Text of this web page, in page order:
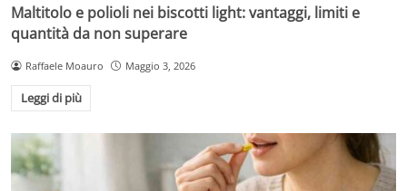
Maltitolo e polioli nei biscotti light: vantaggi, limiti e
quantità da non superare
Raffaele Moauro Maggio 3, 2026
Leggi di più